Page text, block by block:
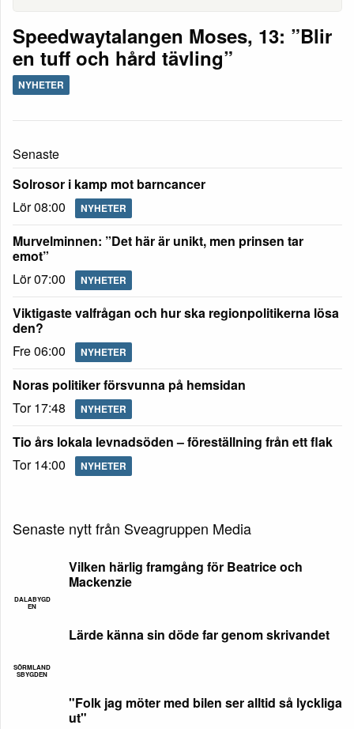
Speedwaytalangen Moses, 13: ”Blir
en tuff och hård tävling”
NYHETER
Senaste
Solrosor i kamp mot barncancer
Lör 08:00
NYHETER
Murvelminnen: ”Det här är unikt, men prinsen tar
emot”
Lör 07:00
NYHETER
Viktigaste valfrågan och hur ska regionpolitikerna lösa
den?
Fre 06:00
NYHETER
Noras politiker försvunna på hemsidan
Tor 17:48
NYHETER
Tio års lokala levnadsöden – föreställning från ett flak
Tor 14:00
NYHETER
Senaste nytt från Sveagruppen Media
DALABYGD
EN
Vilken härlig framgång för Beatrice och
Mackenzie
SÖRMLAND
SBYGDEN
Lärde känna sin döde far genom skrivandet
"Folk jag möter med bilen ser alltid så lyckliga
ut"